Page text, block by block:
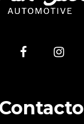
Contacto